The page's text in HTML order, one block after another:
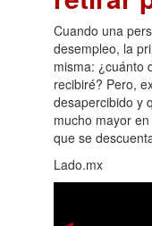
Cuando una
desempleo, la
misma: ¿cuánto
recibiré? Pero,
desapercibido y
mucho mayor
que se
Lado.mx